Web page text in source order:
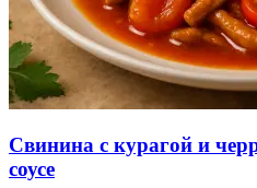
Свинина с курагой и
соусе